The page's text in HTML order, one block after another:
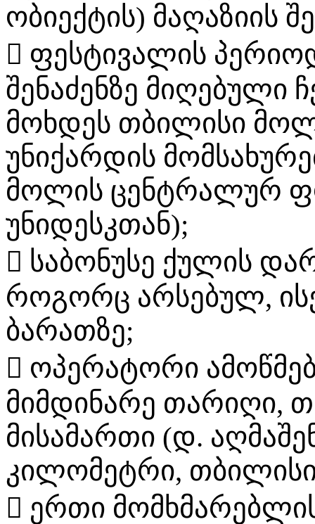
ობიექტის) მაღაზიის
 ფესტივალის
შენაძენზე მიღებული
მოხდეს თბილისი
უნიქარდის
მოლის ცენტრალურ
უნიდესკთან);
 საბონუსე ქულის
როგორც არსებულ,
ბარათზე;
 ოპერატორი
მიმდინარე თარიღი,
მისამართი (დ.
კილომეტრი,
 ერთი